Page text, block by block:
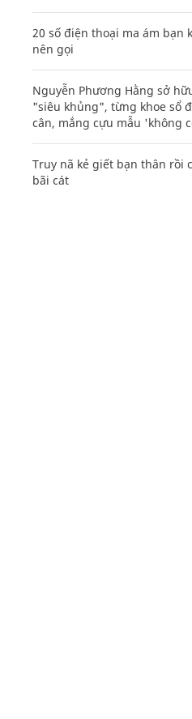
20 số điện thoại ma ám bạn
nên gọi
Nguyễn Phương Hằng sở
"siêu khủng", từng khoe sổ
cân, mắng cựu mẫu 'không
Truy nã kẻ giết bạn thân rồi
bãi cát